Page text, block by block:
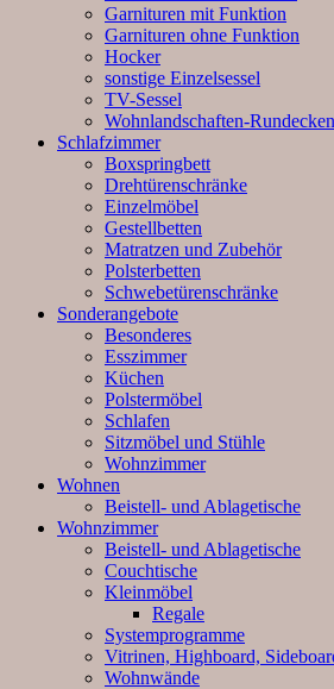
Garnituren mit Funktion
Garnituren ohne Funktion
Hocker
sonstige Einzelsessel
TV-Sessel
Wohnlandschaften-
Schlafzimmer
Boxspringbett
Drehtürenschränke
Einzelmöbel
Gestellbetten
Matratzen und Zubehör
Polsterbetten
Schwebetürenschränke
Sonderangebote
Besonderes
Esszimmer
Küchen
Polstermöbel
Schlafen
Sitzmöbel und Stühle
Wohnzimmer
Wohnen
Beistell- und Ablagetische
Wohnzimmer
Beistell- und Ablagetische
Couchtische
Kleinmöbel
Regale
Systemprogramme
Vitrinen, Highboard,
Wohnwände